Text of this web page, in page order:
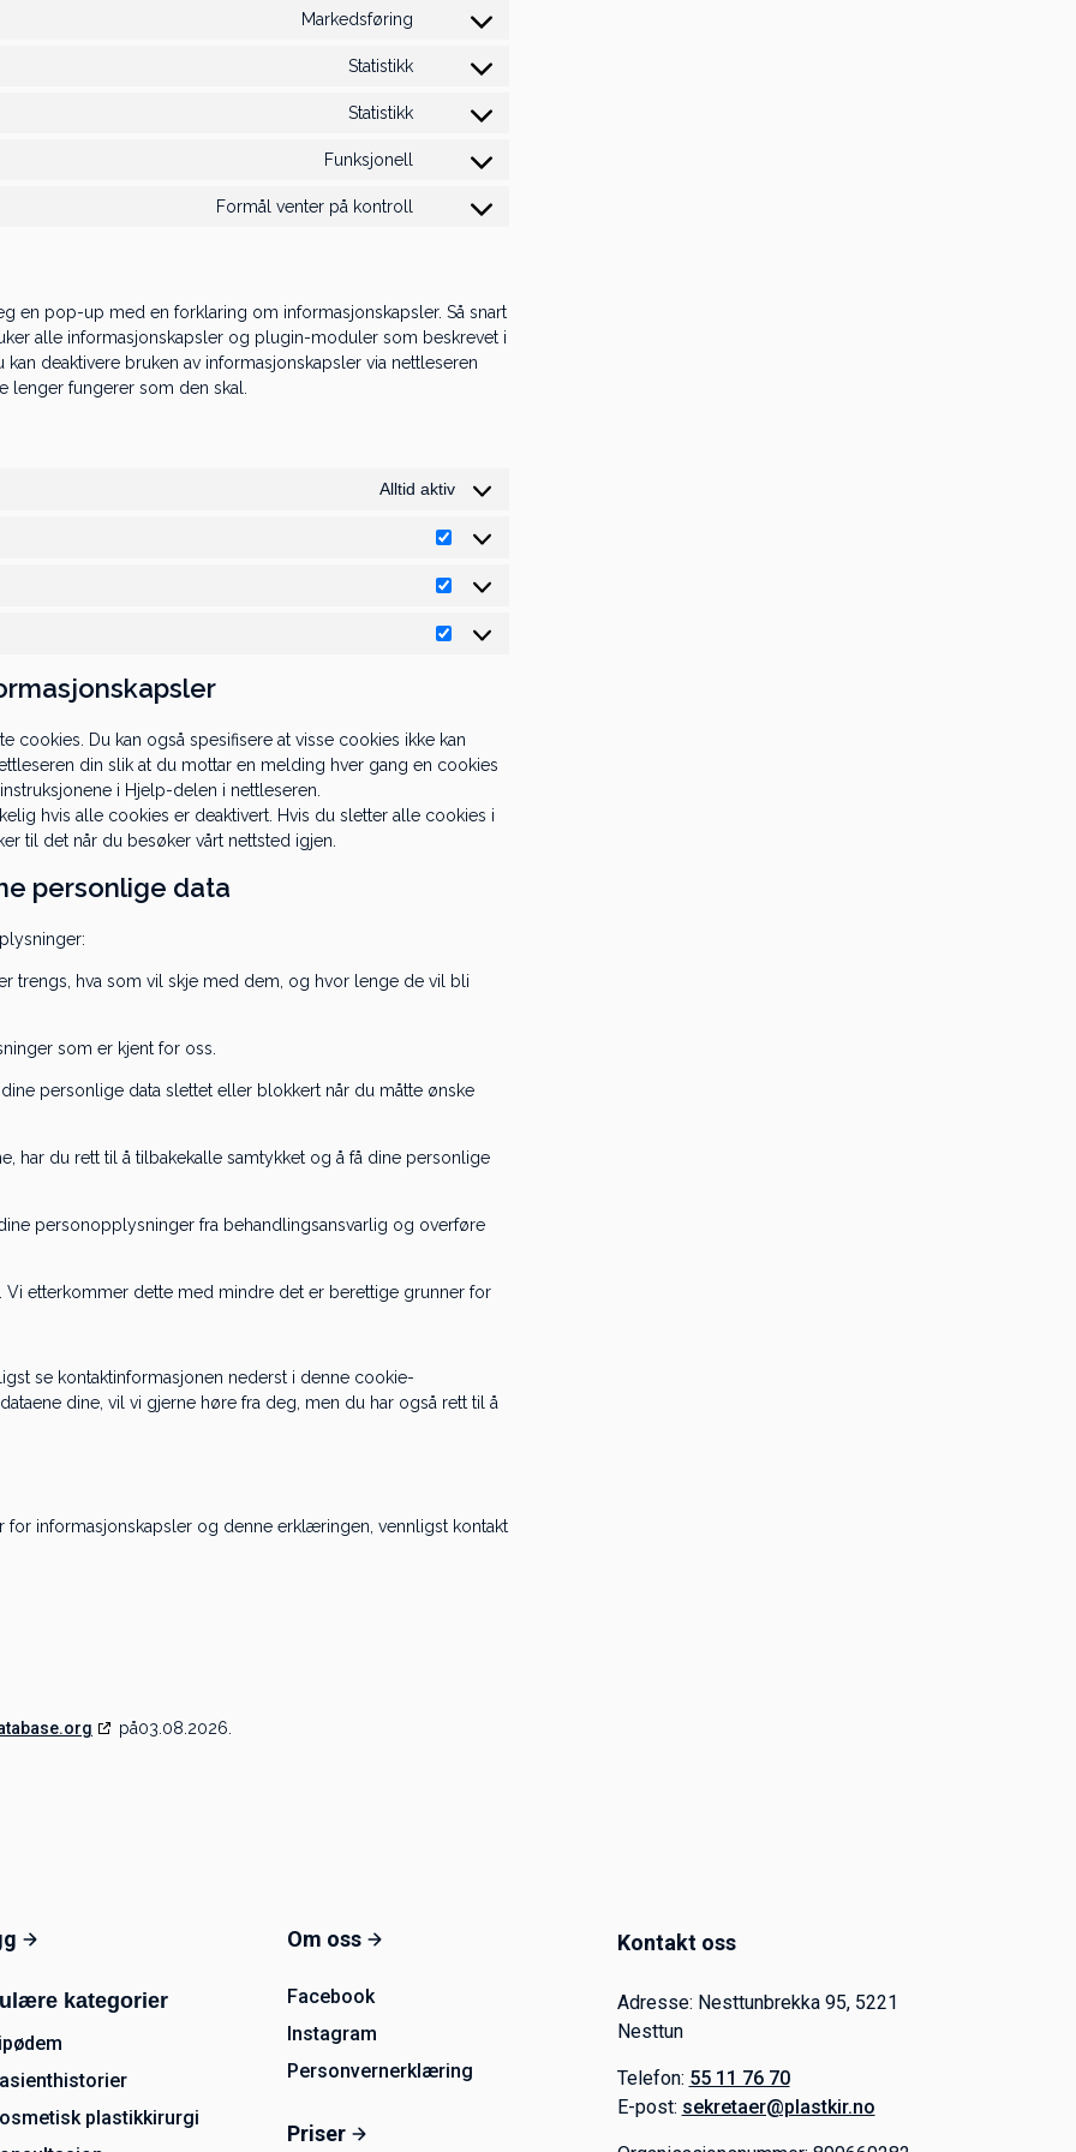
linkedin
service
complianz
Markedsføring
Consent
service
google-
Statistikk
Consent
service
hotjar
Statistikk
Consent
service
google-
Funksjonell
Consent
service
Formål venter på kontroll
Consent
en pop-up med en forklaring om informasjonskapsler. Så snart
alle informasjonskapsler og plugin-moduler som beskrevet i
deaktivere bruken av informasjonskapsler via nettleseren
fungerer som den skal.
Alltid aktiv
Preferanser
Statistikk
Markedsføring
cookies. Du kan også spesifisere at visse cookies ikke kan
din slik at du mottar en melding hver gang en cookies
i Hjelp-delen i nettleseren.
hvis alle cookies er deaktivert. Hvis du sletter alle cookies i
til det når du besøker vårt nettsted igjen.
personlige data
trengs, hva som vil skje med dem, og hvor lenge de vil bli
som er kjent for oss.
personlige data slettet eller blokkert når du måtte ønske
har du rett til å tilbakekalle samtykket og å få dine personlige
personopplysninger fra behandlingsansvarlig og overføre
Vi etterkommer dette med mindre det er berettige grunner for
se kontaktinformasjonen nederst i denne cookie-
dine, vil vi gjerne høre fra deg, men du har også rett til å
informasjonskapsler og denne erklæringen, vennligst kontakt
på03.08.2026.
kategorier
plastikkirurgi
Om oss
Facebook
Instagram
Personvernerklæring
Priser
Kontakt oss
Adresse: Nesttunbrekka 95, 5221
Nesttun
Telefon: 55 11 76 70
E-post: sekretaer@plastkir.no